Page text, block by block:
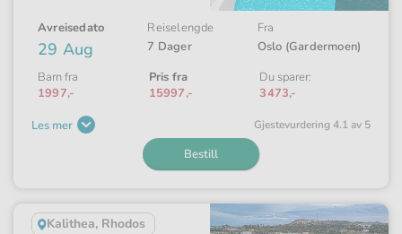
Avreisedato
29 Aug
Reiselengde
7 Dager
Fra
Oslo (Gardermoen)
Barn fra
1997,-
Pris fra
15997,-
Du sparer:
3473,-
Les mer
Gjeste­vurdering 4.1 av 5
Bestill
Kalithea, Rhodos